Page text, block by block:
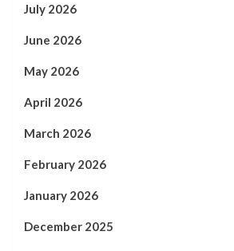
July 2026
June 2026
May 2026
April 2026
March 2026
February 2026
January 2026
December 2025